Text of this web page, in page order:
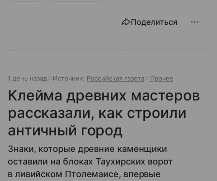
Поделиться
1 день назад Источник: Российская газета Прочее
Клейма древних мастеров
рассказали, как строили
античный город
Знаки, которые древние каменщики
оставили на блоках Таухирских ворот
в ливийском Птолемаисе, впервые